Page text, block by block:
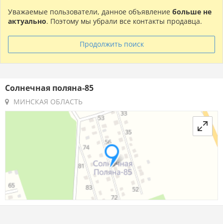
Уважаемые пользователи, данное объявление больше не
актуально. Поэтому мы убрали все контакты продавца.
Продолжить поиск
Солнечная поляна-85
МИНСКАЯ ОБЛАСТЬ